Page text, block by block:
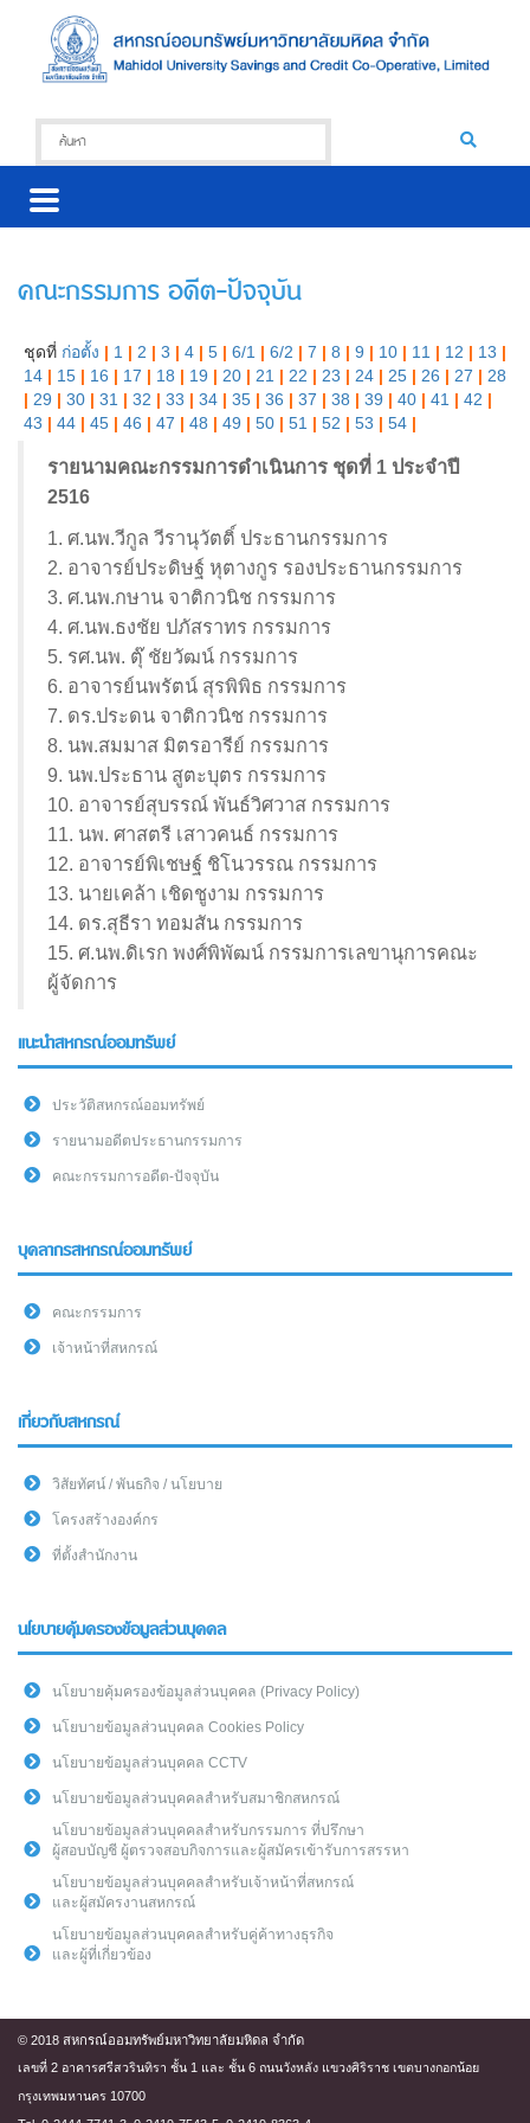
คณะกรรมการ อดีต-ปัจจุบัน
ชุดที่ ก่อตั้ง | 1 | 2 | 3 | 4 | 5 | 6/1 | 6/2 | 7 | 8 | 9 | 10 | 11 | 12 | 13 |
14 | 15 | 16 | 17 | 18 | 19 | 20 | 21 | 22 | 23 | 24 | 25 | 26 | 27 | 28
| 29 | 30 | 31 | 32 | 33 | 34 | 35 | 36 | 37 | 38 | 39 | 40 | 41 | 42 |
43 | 44 | 45 | 46 | 47 | 48 | 49 | 50 | 51 | 52 | 53 | 54 |
รายนามคณะกรรมการดำเนินการ ชุดที่ 1 ประจำปี
2516
1. ศ.นพ.วีกูล วีรานุวัตติ์ ประธานกรรมการ
2. อาจารย์ประดิษฐ์ หุตางกูร รองประธานกรรมการ
3. ศ.นพ.กษาน จาติกวนิช กรรมการ
4. ศ.นพ.ธงชัย ปภัสราทร กรรมการ
5. รศ.นพ. ตุ๊ ชัยวัฒน์ กรรมการ
6. อาจารย์นพรัตน์ สุรพิพิธ กรรมการ
7. ดร.ประดน จาติกวนิช กรรมการ
8. นพ.สมมาส มิตรอารีย์ กรรมการ
9. นพ.ประธาน สูตะบุตร กรรมการ
10. อาจารย์สุบรรณ์ พันธ์วิศวาส กรรมการ
11. นพ. ศาสตรี เสาวคนธ์ กรรมการ
12. อาจารย์พิเชษฐ์ ชิโนวรรณ กรรมการ
13. นายเคล้า เชิดชูงาม กรรมการ
14. ดร.สุธีรา ทอมสัน กรรมการ
15. ศ.นพ.ดิเรก พงศ์พิพัฒน์ กรรมการเลขานุการคณะ
ผู้จัดการ
แนะนำสหกรณ์ออมทรัพย์
ประวัติสหกรณ์ออมทรัพย์
รายนามอดีตประธานกรรมการ
คณะกรรมการอดีต-ปัจจุบัน
บุคลากรสหกรณ์ออมทรัพย์
คณะกรรมการ
เจ้าหน้าที่สหกรณ์
เกี่ยวกับสหกรณ์
วิสัยทัศน์ / พันธกิจ / นโยบาย
โครงสร้างองค์กร
ที่ตั้งสำนักงาน
นโยบายคุ้มครองข้อมูลส่วนบุคคล
นโยบายคุ้มครองข้อมูลส่วนบุคคล (Privacy Policy)
นโยบายข้อมูลส่วนบุคคล Cookies Policy
นโยบายข้อมูลส่วนบุคคล CCTV
นโยบายข้อมูลส่วนบุคคลสำหรับสมาชิกสหกรณ์
นโยบายข้อมูลส่วนบุคคลสำหรับกรรมการ ที่ปรึกษา
ผู้สอบบัญชี ผู้ตรวจสอบกิจการและผู้สมัครเข้ารับการสรรหา
นโยบายข้อมูลส่วนบุคคลสำหรับเจ้าหน้าที่สหกรณ์
และผู้สมัครงานสหกรณ์
นโยบายข้อมูลส่วนบุคคลสำหรับคู่ค้าทางธุรกิจ
และผู้ที่เกี่ยวข้อง
© 2018 สหกรณ์ออมทรัพย์มหาวิทยาลัยมหิดล จำกัด
เลขที่ 2 อาคารศรีสวรินทิรา ชั้น 1 และ ชั้น 6 ถนนวังหลัง แขวงศิริราช เขตบางกอกน้อย
กรุงเทพมหานคร 10700